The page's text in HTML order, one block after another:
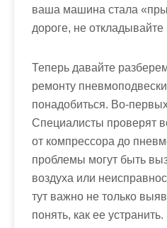
ваша машина стала
дороге, не откладывайте
Теперь давайте
ремонту
понадобиться. Во-
Специалисты проверят
от компрессора до
проблемы могут быть
воздуха или
тут важно не только
понять, как ее устранить.